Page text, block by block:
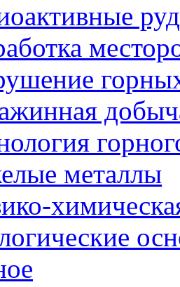
металлы